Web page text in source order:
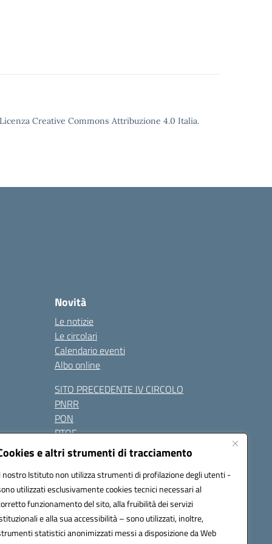
e altri strumenti di tracciamento
nostro Istituto non utilizza strumenti di profilazione degli utenti -
utilizzati esclusivamente cookies tecnici necessari al
funzionamento del sito, alla fruibilità dei servizi
e alla sua accessibilità – sono utilizzati, inoltre,
statistici anonimizzati messi a disposizione da Web
Creative Commons Attribuzione 4.0 Italia.
Novità
Le notizie
Le circolari
Calendario eventi
Albo online
SITO PRECEDENTE IV CIRCOLO
PNRR
PON
PTOF
Contatti
Seguici su:
- PEC: naic847006@pec.istruzione.it